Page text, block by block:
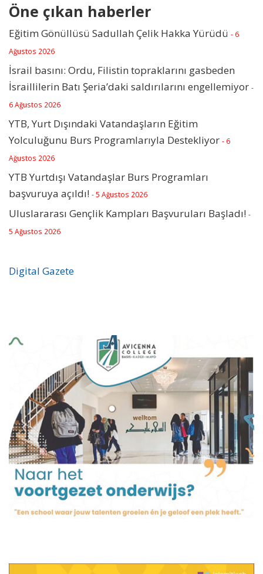
Öne çıkan haberler
Eğitim Gönüllüsü Sadullah Çelik Hakka Yürüdü - 6
Ağustos 2026
İsrail basını: Ordu, Filistin topraklarını gasbeden
İsraillilerin Batı Şeria’daki saldırılarını engellemiyor -
6 Ağustos 2026
YTB, Yurt Dışındaki Vatandaşların Eğitim
Yolculuğunu Burs Programlarıyla Destekliyor - 6
Ağustos 2026
YTB Yurtdışı Vatandaşlar Burs Programları
başvuruya açıldı! - 5 Ağustos 2026
Uluslararası Gençlik Kampları Başvuruları Başladı! -
5 Ağustos 2026
Digital Gazete